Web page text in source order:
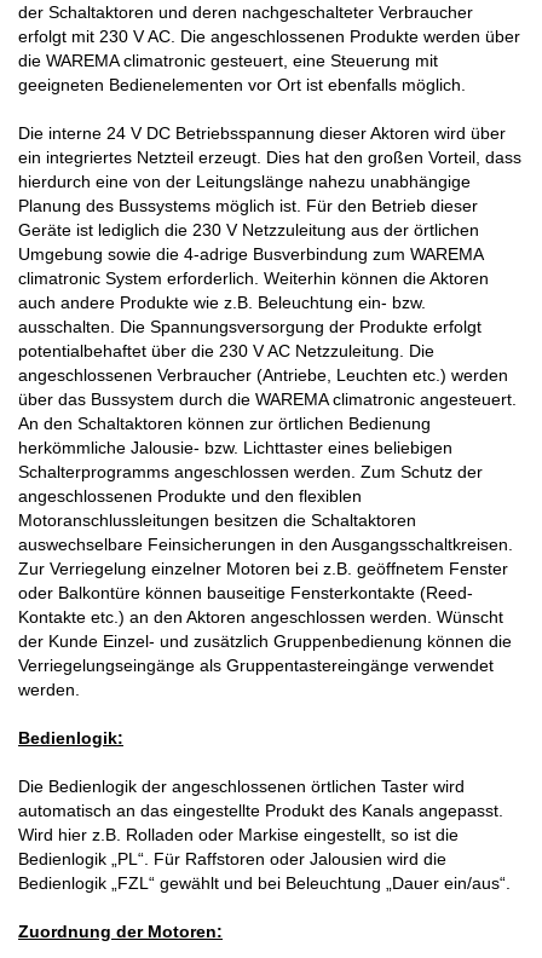
der Schaltaktoren und deren nachgeschalteter Verbraucher
erfolgt mit 230 V AC. Die angeschlossenen Produkte werden über
die WAREMA climatronic gesteuert, eine Steuerung mit
geeigneten Bedienelementen vor Ort ist ebenfalls möglich.
Die interne 24 V DC Betriebsspannung dieser Aktoren wird über
ein integriertes Netzteil erzeugt. Dies hat den großen Vorteil, dass
hierdurch eine von der Leitungslänge nahezu unabhängige
Planung des Bussystems möglich ist. Für den Betrieb dieser
Geräte ist lediglich die 230 V Netzzuleitung aus der örtlichen
Umgebung sowie die 4-adrige Busverbindung zum WAREMA
climatronic System erforderlich. Weiterhin können die Aktoren
auch andere Produkte wie z.B. Beleuchtung ein- bzw.
ausschalten. Die Spannungsversorgung der Produkte erfolgt
potentialbehaftet über die 230 V AC Netzzuleitung. Die
angeschlossenen Verbraucher (Antriebe, Leuchten etc.) werden
über das Bussystem durch die WAREMA climatronic angesteuert.
An den Schaltaktoren können zur örtlichen Bedienung
herkömmliche Jalousie- bzw. Lichttaster eines beliebigen
Schalterprogramms angeschlossen werden. Zum Schutz der
angeschlossenen Produkte und den flexiblen
Motoranschlussleitungen besitzen die Schaltaktoren
auswechselbare Feinsicherungen in den Ausgangsschaltkreisen.
Zur Verriegelung einzelner Motoren bei z.B. geöffnetem Fenster
oder Balkontüre können bauseitige Fensterkontakte (Reed-
Kontakte etc.) an den Aktoren angeschlossen werden. Wünscht
der Kunde Einzel- und zusätzlich Gruppenbedienung können die
Verriegelungseingänge als Gruppentastereingänge verwendet
werden.
Bedienlogik:
Die Bedienlogik der angeschlossenen örtlichen Taster wird
automatisch an das eingestellte Produkt des Kanals angepasst.
Wird hier z.B. Rolladen oder Markise eingestellt, so ist die
Bedienlogik „PL“. Für Raffstoren oder Jalousien wird die
Bedienlogik „FZL“ gewählt und bei Beleuchtung „Dauer ein/aus“.
Zuordnung der Motoren: